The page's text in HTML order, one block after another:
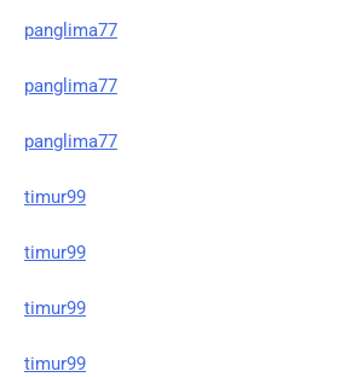
panglima77
panglima77
panglima77
timur99
timur99
timur99
timur99